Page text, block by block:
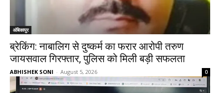
अंबिकापुर
ब्रेकिंग: नाबालिग से दुष्कर्म का फरार आरोपी तरुण
जायसवाल गिरफ्तार, पुलिस को मिली बड़ी सफलता
ABHISHEK SONI - August 5, 2026 0